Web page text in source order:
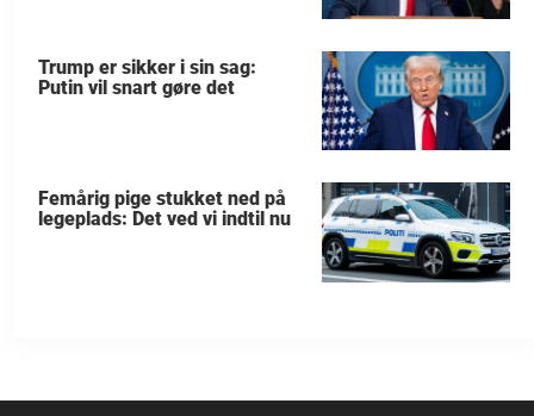
Trump er sikker i sin sag:
Putin vil snart gøre det
Femårig pige stukket ned på
legeplads: Det ved vi indtil nu